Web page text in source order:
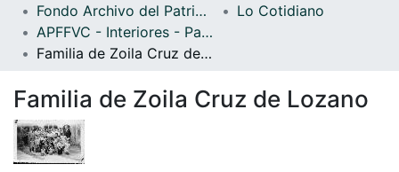
Statistics
Fondo Archivo del Patrimonio Fotográfico y Fílmico del Valle del Cauca
Lo Cotidiano
APFFVC - Interiores - Patrimonial
Familia de Zoila Cruz de Lozano
Familia de Zoila Cruz de Lozano